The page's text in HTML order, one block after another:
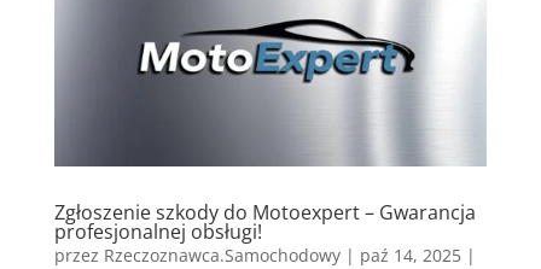
Zgłoszenie szkody do Motoexpert – Gwarancja
profesjonalnej obsługi!
przez Rzeczoznawca.Samochodowy| paź 14, 2025|